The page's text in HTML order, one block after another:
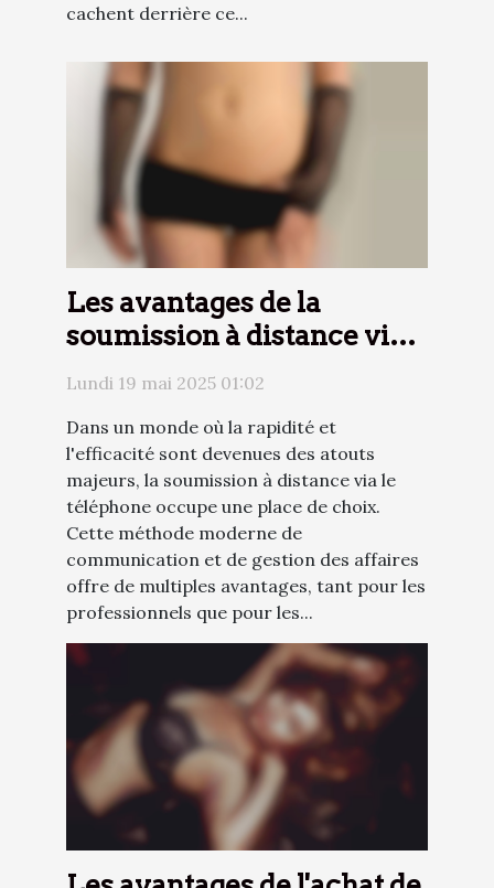
cachent derrière ce...
Les avantages de la
soumission à distance via
le téléphone
Lundi 19 mai 2025 01:02
Dans un monde où la rapidité et
l'efficacité sont devenues des atouts
majeurs, la soumission à distance via le
téléphone occupe une place de choix.
Cette méthode moderne de
communication et de gestion des affaires
offre de multiples avantages, tant pour les
professionnels que pour les...